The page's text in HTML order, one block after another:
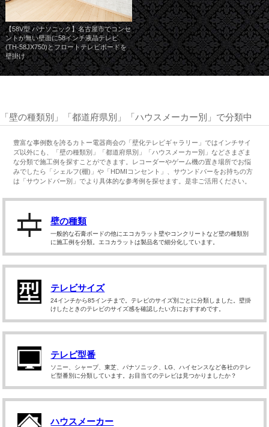
【58V型 パナソニック】名古屋市でコンセ
ントが無い壁面に58インチ液晶テレビ
(TH-58JX750)とフロートテレビボードを
壁掛け
「壁の種類別」「都道府県別」「ハウスメーカー別」で分類中
豊富な事例数を誇るカトー電器商会の「壁化テレビギャラリー」ではインチサイ
ズ以外にも、「壁の種類別」「都道府県別」「ハウスメーカー別」などさまざま
な分類で施工例を探すことができます。レコーダーやゲーム機の置き場所でお悩
みでしたら「シェルフ(棚)」や「HDMIコンセント」、サウンドバーをお持ちの方
は「サウンドバー別」でより具体的な参考例を探せます。是非ご活用ください。
壁の種類
一般的な石膏ボードの他にエコカラット壁やコンクリートなど壁の種類別
に施工例を分類。エコカラットは製品名で細分化しています。
テレビサイズ
24インチから85インチまで。テレビのサイズ別ごとに分類しました。壁掛
けしたときのテレビのサイズ感を確認したい方におすすめです。
テレビ型番
ソニー、シャープ、東芝、パナソニック、LG、ハイセンスなど各社のテレ
ビ型番別に分類しています。お目当てのテレビは見つかりましたか？
ハウスメーカー